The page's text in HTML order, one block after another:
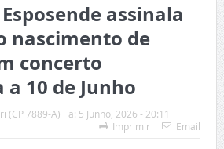
assinala
nascimento de
concerto
10 de Junho
(CP 7889-A) a: 5 Junho, 2026 - 20:11
Imprimir
Email